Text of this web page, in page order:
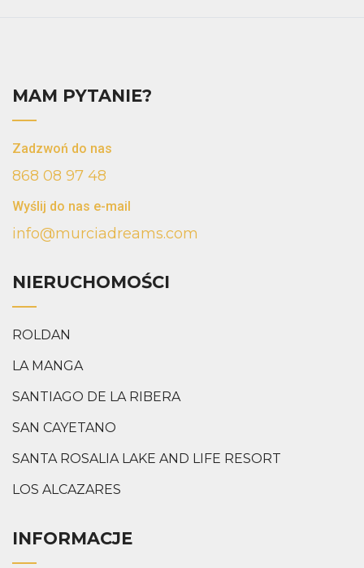
MAM PYTANIE?
Zadzwoń do nas
868 08 97 48
Wyślij do nas e-mail
info@murciadreams.com
NIERUCHOMOŚCI
ROLDAN
LA MANGA
SANTIAGO DE LA RIBERA
SAN CAYETANO
SANTA ROSALIA LAKE AND LIFE RESORT
LOS ALCAZARES
INFORMACJE